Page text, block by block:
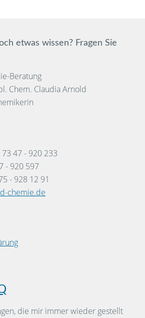
etwas wissen? Fragen Sie
Beratung
Chem. Claudia Arnold
47 - 920 233
- 920 597
- 928 12 91
chemie.de
die mir immer wieder gestellt